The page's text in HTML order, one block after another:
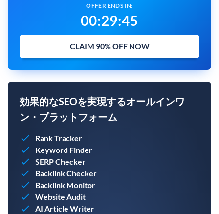
OFFER ENDS IN:
00:29:43
CLAIM 90% OFF NOW
効果的なSEOを実現するオールインワ
ン・プラットフォーム
Rank Tracker
Keyword Finder
SERP Checker
Backlink Checker
Backlink Monitor
Website Audit
AI Article Writer